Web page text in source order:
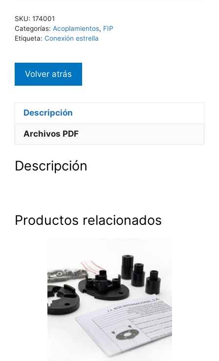
SKU: 174001
Categorías: Acoplamientos, FIP
Etiqueta: Conexión estrella
Descripción
Archivos PDF
Descripción
Productos relacionados